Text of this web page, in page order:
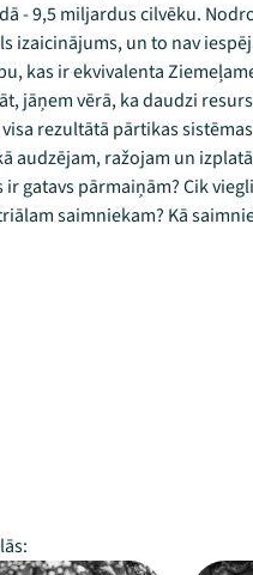
- 9,5 miljardus cilvēku.
izaicinājums, un to nav
kas ir ekvivalenta
jāņem vērā, ka daudzi
rezultātā pārtikas
audzējam, ražojam un
gatavs pārmaiņām? Cik
saimniekam? Kā